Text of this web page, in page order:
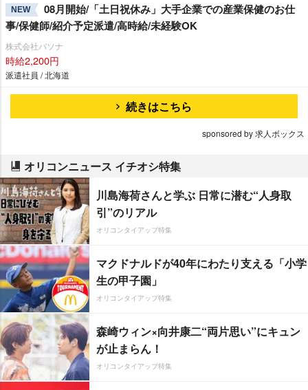
NEW
08月開始/「土日祝休み」大手企業での産業保健のお仕
事/保健師/紹介予定派遣/高時給/未経験OK
株式会社パソナ
時給2,200円
派遣社員 / 北海道
続きはこちら
sponsored by 求人ボックス
オリコンニュース イチオシ特集
川島海荷さんと学ぶ 日常に潜む“人身取
引”のリアル
オリコンタイアップ特集
マクドナルドが40年にわたり支える「小学
生の甲子園」
オリコンタイアップ特集
森崎ウィン×向井康二“両片思い”にキュン
が止まらん！
オリコンタイアップ特集